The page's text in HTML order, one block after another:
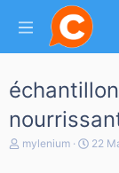
A
mylenium
D
22